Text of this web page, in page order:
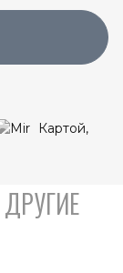
Картой,
ДРУГИЕ